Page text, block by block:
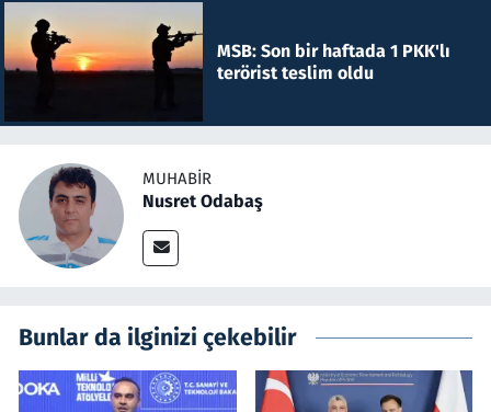
MSB: Son bir haftada 1 PKK'lı
terörist teslim oldu
MUHABIR
Nusret Odabaş
Bunlar da ilginizi çekebilir